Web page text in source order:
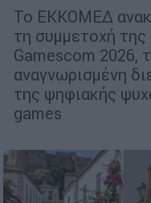
Το ΕΚΚΟΜΕΔ
τη συμμετοχή
Gamescom 2026,
αναγνωρισμένη
της ψηφιακής
games